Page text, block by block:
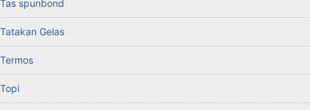
Tas spunbond
Tatakan Gelas
Termos
Topi